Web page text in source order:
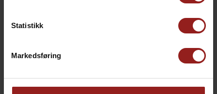
Statistikk
Markedsføring